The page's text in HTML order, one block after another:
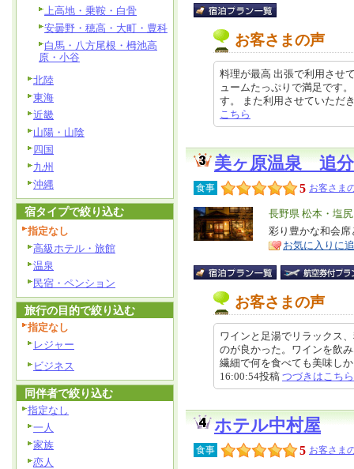
お客さまの声
料理が最高 出張で利用させ
ュームたっぷりで満足です
す。 また利用させていた
こちら
美ヶ原温泉 追
食事 5 お客さま
エ
リ
ア
長野県 松本・塩
特
徴
彩り豊かな和会
お気に入りに
お客さまの声
ワインと足湯でリラックス
のが良かった。ワインを飲
繊細で何を食べても美味し
16:00:54投稿 つづきはこちら
ホテル中村屋
食事 5 お客さま
上高地・乗鞍・白骨
安曇野・穂高・大町・豊科
白馬・八方尾根・栂池高
原・小谷
北陸
東海
近畿
山陽・山陰
四国
九州
沖縄
宿タイプで絞り込む
指定なし
高級ホテル・旅館
温泉
民宿・ペンション
旅行の目的で絞り込む
指定なし
レジャー
ビジネス
同伴者で絞り込む
指定なし
一人
家族
恋人